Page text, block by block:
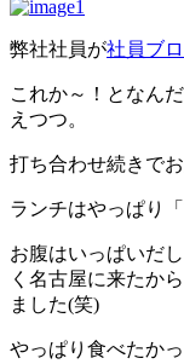
弊社社員が社員ブ
これか～！となん
えつつ。
打ち合わせ続きで
ランチはやっぱり
お腹はいっぱいだ
く名古屋に来たか
ました(笑)
やっぱり食べたか